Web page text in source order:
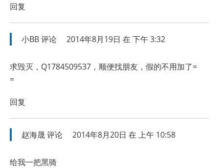
回复
小BB评论 2014年8月19日 在 下午 3:32
求毁灭，Q1784509537，顺便找朋友，假的不用加了=
=
回复
赵海晟评论 2014年8月20日 在 上午 10:58
给我一把黑骑